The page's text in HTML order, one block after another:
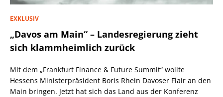
EXKLUSIV
„Davos am Main“ – Landesregierung zieht
sich klammheimlich zurück
Mit dem „Frankfurt Finance & Future Summit“ wollte
Hessens Ministerpräsident Boris Rhein Davoser Flair an den
Main bringen. Jetzt hat sich das Land aus der Konferenz